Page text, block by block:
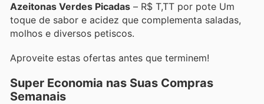
Azeitonas Verdes Picadas – R$ T,TT por pote Um
toque de sabor e acidez que complementa saladas,
molhos e diversos petiscos.
Aproveite estas ofertas antes que terminem!
Super Economia nas Suas Compras
Semanais